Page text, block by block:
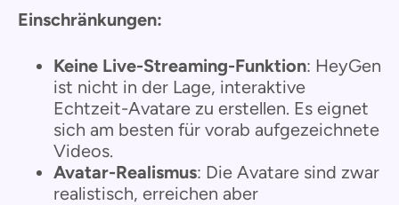
Einschränkungen:
Keine Live-Streaming-Funktion: HeyGen
ist nicht in der Lage, interaktive
Echtzeit-Avatare zu erstellen. Es eignet
sich am besten für vorab aufgezeichnete
Videos.
Avatar-Realismus: Die Avatare sind zwar
realistisch, erreichen aber